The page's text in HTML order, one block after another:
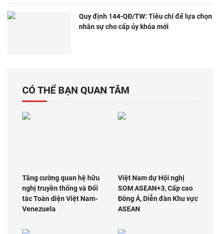
Quy định 144-QĐ/TW: Tiêu chí để lựa chọn
nhân sự cho cấp ủy khóa mới
CÓ THỂ BẠN QUAN TÂM
Tăng cường quan hệ hữu
nghị truyền thống và Đối
tác Toàn diện Việt Nam-
Venezuela
Việt Nam dự Hội nghị
SOM ASEAN+3, Cấp cao
Đông Á, Diễn đàn Khu vực
ASEAN